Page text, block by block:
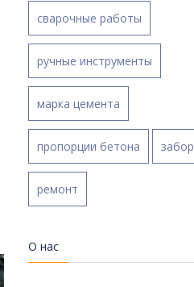
сварочные работы
ручные инструменты
марка цемента
пропорции бетона забор
ремонт
О нас